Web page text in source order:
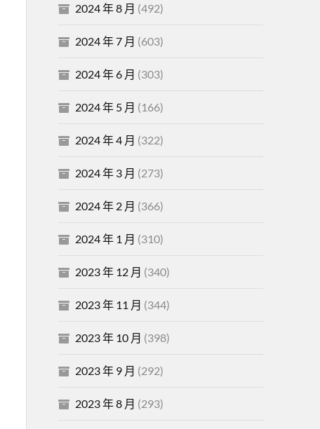
2024 年 8 月 (492)
2024 年 7 月 (603)
2024 年 6 月 (303)
2024 年 5 月 (166)
2024 年 4 月 (322)
2024 年 3 月 (273)
2024 年 2 月 (366)
2024 年 1 月 (310)
2023 年 12 月 (340)
2023 年 11 月 (344)
2023 年 10 月 (398)
2023 年 9 月 (292)
2023 年 8 月 (293)